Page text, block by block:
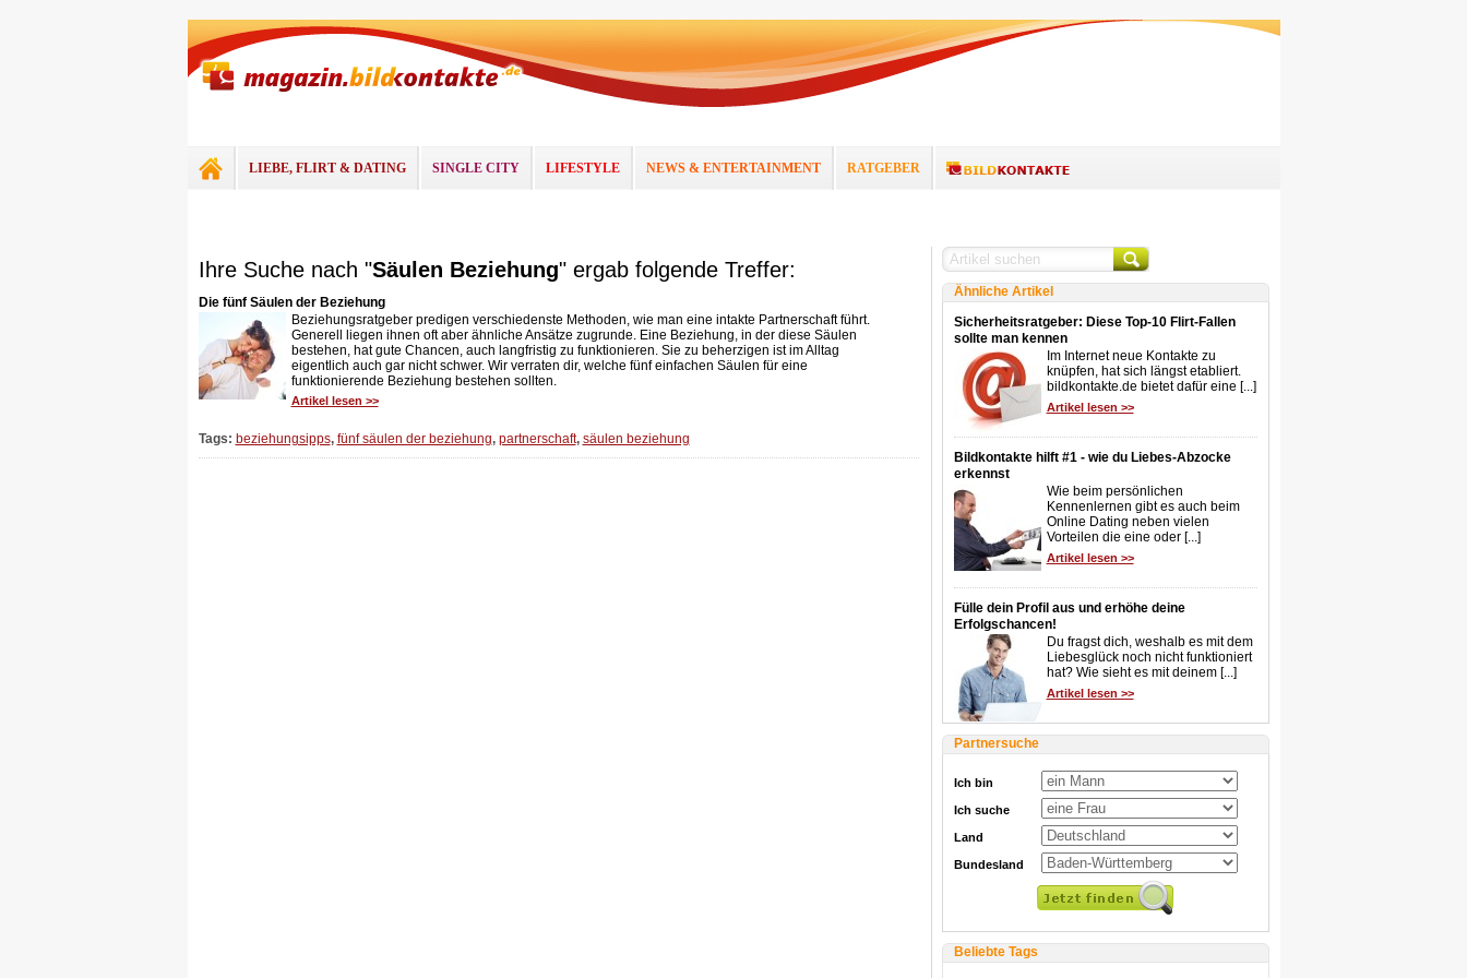
LIEBE, FLIRT & DATING SINGLE CITY LIFESTYLE NEWS & ENTERTAINMENT RATGEBER
Ihre Suche nach "Säulen Beziehung" ergab folgende Treffer:
Die fünf Säulen der Beziehung
Beziehungsratgeber predigen verschiedenste Methoden, wie man eine intakte Partnerschaft führt.
Generell liegen ihnen oft aber ähnliche Ansätze zugrunde. Eine Beziehung, in der diese Säulen
bestehen, hat gute Chancen, auch langfristig zu funktionieren. Sie zu beherzigen ist im Alltag
eigentlich auch gar nicht schwer. Wir verraten dir, welche fünf einfachen Säulen für eine
funktionierende Beziehung bestehen sollten.
Artikel lesen >>
Tags: beziehungsipps, fünf säulen der beziehung, partnerschaft, säulen beziehung
Ähnliche Artikel
Sicherheitsratgeber: Diese Top-10 Flirt-Fallen
sollte man kennen
Im Internet neue Kontakte zu
knüpfen, hat sich längst etabliert.
bildkontakte.de bietet dafür eine [...]
Artikel lesen >>
Bildkontakte hilft #1 - wie du Liebes-Abzocke
erkennst
Wie beim persönlichen
Kennenlernen gibt es auch beim
Online Dating neben vielen
Vorteilen die eine oder [...]
Artikel lesen >>
Fülle dein Profil aus und erhöhe deine
Erfolgschancen!
Du fragst dich, weshalb es mit dem
Liebesglück noch nicht funktioniert
hat? Wie sieht es mit deinem [...]
Artikel lesen >>
Partnersuche
Ich bin
Ich suche
Land
Bundesland
Beliebte Tags